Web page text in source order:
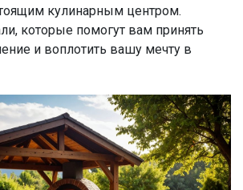
кулинарным центром.
которые помогут вам принять
и воплотить вашу мечту в